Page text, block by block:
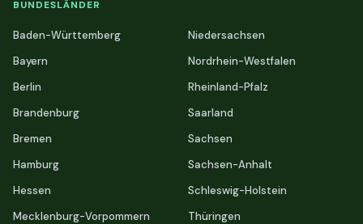
BUNDESLÄNDER
Baden-Württemberg
Bayern
Berlin
Brandenburg
Bremen
Hamburg
Hessen
Mecklenburg-Vorpommern
Niedersachsen
Nordrhein-Westfalen
Rheinland-Pfalz
Saarland
Sachsen
Sachsen-Anhalt
Schleswig-Holstein
Thüringen